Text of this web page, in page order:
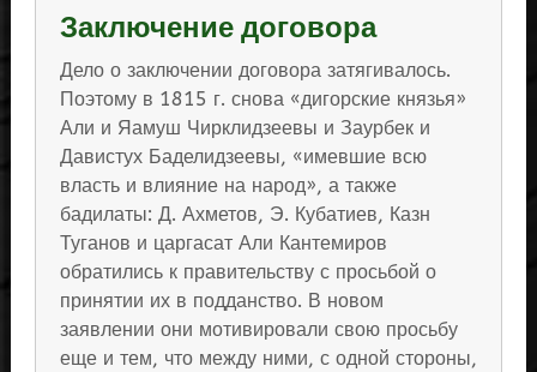
Заключение договора
Дело о заключении договора затягивалось.
Поэтому в 1815 г. снова «дигорские князья»
Али и Яамуш Чирклидзеевы и Заурбек и
Давистух Баделидзеевы, «имевшие всю
власть и влияние на народ», а также
бадилаты: Д. Ахметов, Э. Кубатиев, Казн
Туганов и царгасат Али Кантемиров
обратились к правительству с просьбой о
принятии их в подданство. В новом
заявлении они мотивировали свою просьбу
еще и тем, что между ними, с одной стороны,